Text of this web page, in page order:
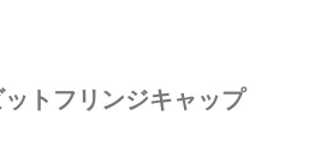
トフリンジキャップ